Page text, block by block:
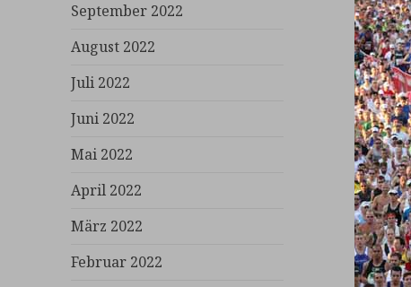
September 2022
August 2022
Juli 2022
Juni 2022
Mai 2022
April 2022
März 2022
Februar 2022